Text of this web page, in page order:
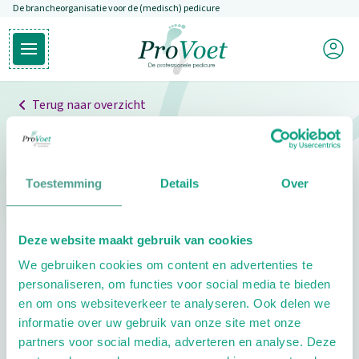
Toestemming Details Over
Deze website maakt gebruik van cookies
We gebruiken cookies om content en advertenties te
personaliseren, om functies voor social media te bieden
en om ons websiteverkeer te analyseren. Ook delen we
informatie over uw gebruik van onze site met onze
partners voor social media, adverteren en analyse. Deze
Overslaan en naar de inhoud gaan
De brancheorganisatie voor de (medisch) pedicure
Open hoofdmenu
Ga naar de homepagina
Mijn
Terug naar overzicht
Professionals
Pedicure niet gevonden
pedicure.